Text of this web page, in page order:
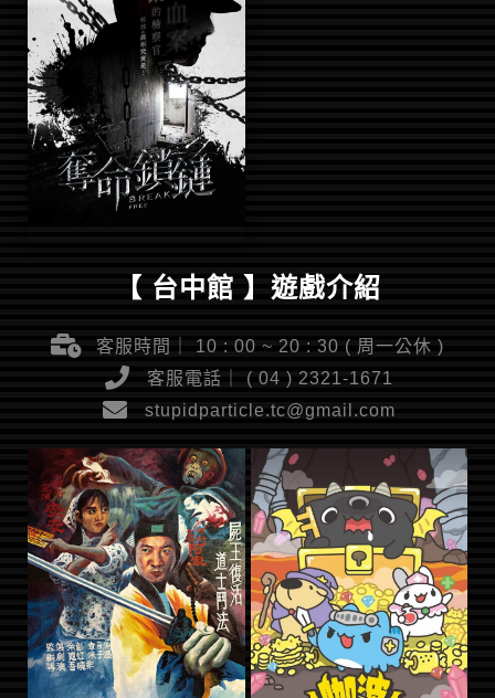
【 台中館 】遊戲介紹
客服時間｜ 10 : 00 ~ 20 : 30 ( 周一公休 )
客服電話｜ ( 04 ) 2321-1671
stupidparticle.tc@gmail.com